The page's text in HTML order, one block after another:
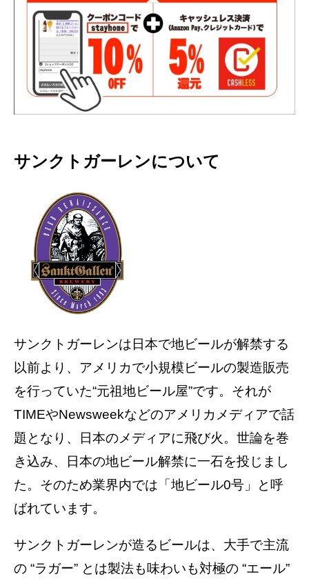
サンクトガーレンについて
サンクトガーレンは日本で地ビールが解禁する
以前より、アメリカで小規模ビールの製造販売
を行っていた“元祖地ビール屋”です。それが
TIMEやNewsweekなどのアメリカメディアで話
題となり、日本のメディアに飛び火。世論を巻
き込み、日本の地ビール解禁に一石を投じまし
た。そのため業界内では「地ビール0号」と呼
ばれています。
サンクトガーレンが造るビールは、大手で主流
の “ラガー” とは製法も味わいも対極の “エール”